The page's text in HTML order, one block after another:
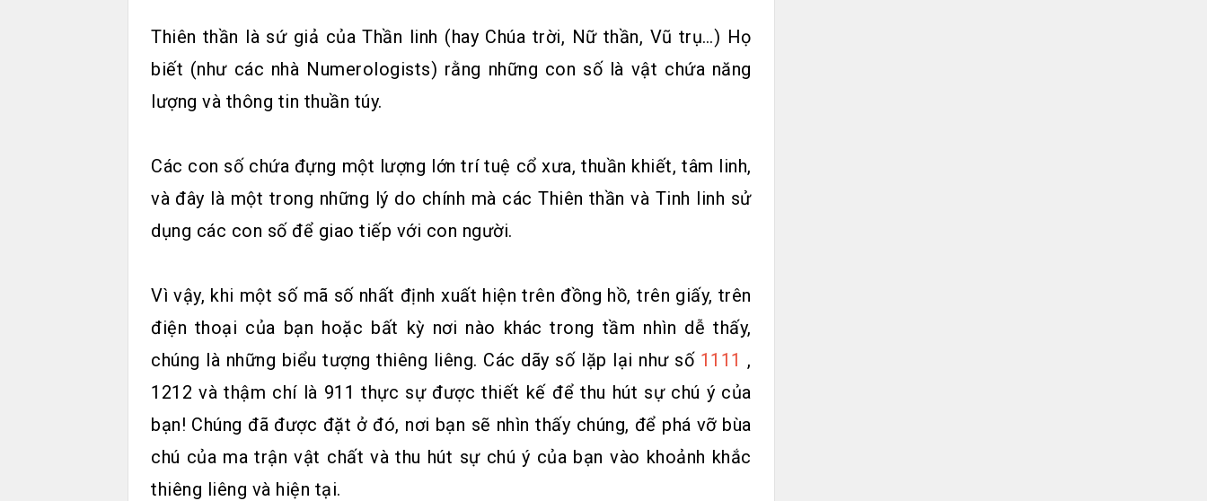
Thiên thần là sứ giả của Thần linh (hay Chúa trời, Nữ thần, Vũ trụ…) Họ
biết (như các nhà Numerologists) rằng những con số là vật chứa năng
lượng và thông tin thuần túy.
Các con số chứa đựng một lượng lớn trí tuệ cổ xưa, thuần khiết, tâm linh,
và đây là một trong những lý do chính mà các Thiên thần và Tinh linh sử
dụng các con số để giao tiếp với con người.
Vì vậy, khi một số mã số nhất định xuất hiện trên đồng hồ, trên giấy, trên
điện thoại của bạn hoặc bất kỳ nơi nào khác trong tầm nhìn dễ thấy,
chúng là những biểu tượng thiêng liêng. Các dãy số lặp lại như số 1111 ,
1212 và thậm chí là 911 thực sự được thiết kế để thu hút sự chú ý của
bạn! Chúng đã được đặt ở đó, nơi bạn sẽ nhìn thấy chúng, để phá vỡ bùa
chú của ma trận vật chất và thu hút sự chú ý của bạn vào khoảnh khắc
thiêng liêng và hiện tại.